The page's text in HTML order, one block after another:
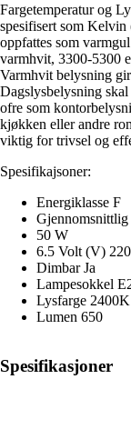
Fargetemperatur og
spesifisert som
oppfattes som
varmhvit, 3300-5300
Varmhvit belysning
Dagslysbelysning
ofre som
kjøkken eller andre
viktig for trivsel og
Spesifikajsoner:
Energiklasse F
50 W
6.5 Volt (V)
Dimbar Ja
Lampesokkel
Lysfarge
Lumen 650
Spesifikasjoner